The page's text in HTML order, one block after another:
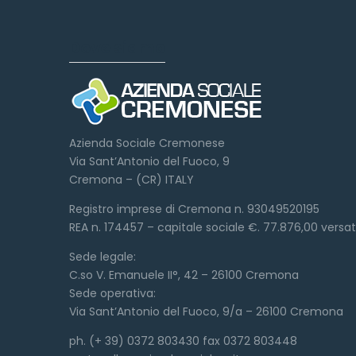
Azienda Sociale Cremonese
Via Sant’Antonio del Fuoco, 9
Cremona – (CR) ITALY
Registro imprese di Cremona n. 93049520195
REA n. 174457 – capitale sociale €. 77.876,00
Sede legale:
C.so V. Emanuele II°, 42 – 26100 Cremona
Sede operativa:
Via Sant’Antonio del Fuoco, 9/a – 26100 Cremona
ph. (+ 39) 0372 803430 fax 0372 803448